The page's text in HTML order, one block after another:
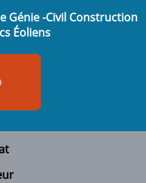
Génie -Civil Construction
Éoliens